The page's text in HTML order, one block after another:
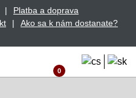
Platba a doprava
Ako sa k nám dostanate?
0